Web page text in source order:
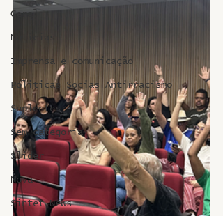
Geral
Notícias
Imprensa e comunicação
Politicas Socias Antirracismo
Suplentes
Sem categoria
Slider
Nova
Sintet News